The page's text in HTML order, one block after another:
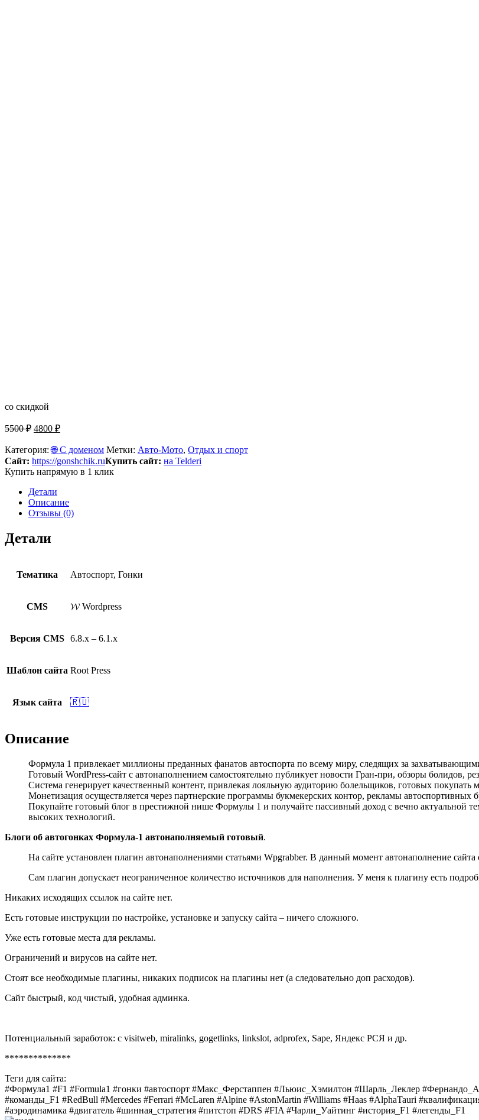
со скидкой
5500₽ Original
was:
5500 ₽.
4800 ₽Current
is:
4800 ₽.
Категория:🌐 С доменом Метки: Авто-Мото, Отдых и спорт
Сайт: https://gonshchik.ruКупить сайт: на Telderi
Купить напрямую в 1 клик
Детали
Описание
Отзывы (0)
Детали
Тематика Автоспорт, Гонки
CMS 𝓦 Wordpress
Версия CMS 6.8.x – 6.1.x
Шаблон сайта Root Press
Язык сайта 🇷🇺
Описание
Формула 1 привлекает миллионы преданных фанатов автоспорта по всему миру, следящих за
Готовый WordPress-сайт с автонаполнением самостоятельно публикует новости Гран-при, обзоры болидов,
Система генерирует качественный контент, привлекая лояльную аудиторию болельщиков, готовых
Монетизация осуществляется через партнерские программы букмекерских контор, рекламы
Покупайте готовый блог в престижной нише Формулы 1 и получайте пассивный доход с вечно актуальной
высоких технологий.
Блоги об автогонках Формула-1 автонаполняемый готовый.
На сайте установлен плагин автонаполнениями статьями Wpgrabber. В данный момент автонаполнение сайта
Сам плагин допускает неограниченное количество источников для наполнения. У меня к плагину есть
Никаких исходящих ссылок на сайте нет.
Есть готовые инструкции по настройке, установке и запуску сайта – ничего сложного.
Уже есть готовые места для рекламы.
Ограничений и вирусов на сайте нет.
Стоят все необходимые плагины, никаких подписок на плагины нет (а следовательно доп расходов).
Сайт быстрый, код чистый, удобная админка.
Потенциальный заработок: с visitweb, miralinks, gogetlinks, linkslot, adprofex, Sape, Яндекс РСЯ и др.
**************
Теги для сайта:
#Формула1 #F1 #Formula1 #гонки #автоспорт #Макс_Ферстаппен #Льюис_Хэмилтон #Шарль_Леклер
#команды_F1 #RedBull #Mercedes #Ferrari #McLaren #Alpine #AstonMartin #Williams #Haas #AlphaTauri
#аэродинамика #двигатель #шинная_стратегия #питстоп #DRS #FIA #Чарли_Уайтинг #история_F1 #легенды_F1